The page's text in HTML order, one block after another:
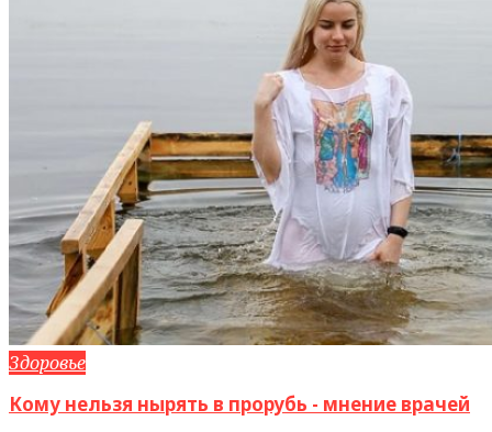
Здоровье
Кому нельзя нырять в прорубь - мнение врачей